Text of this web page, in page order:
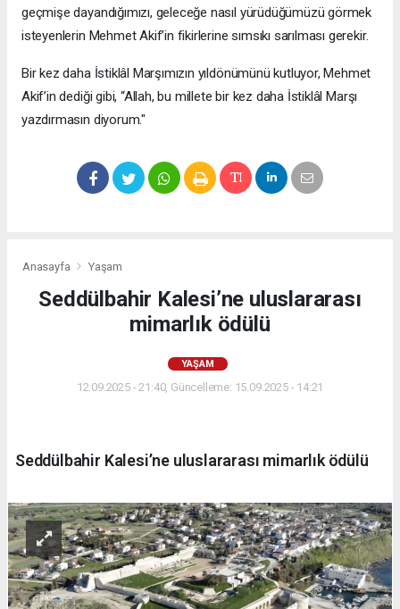
geçmişe dayandığımızı, geleceğe nasıl yürüdüğümüzü görmek
isteyenlerin Mehmet Akif’in fikirlerine sımsıkı sarılması gerekir.
Bir kez daha İstiklâl Marşımızın yıldönümünü kutluyor, Mehmet
Akif’in dediği gibi, “Allah, bu millete bir kez daha İstiklâl Marşı
yazdırmasın diyorum."
Anasayfa Yaşam
Seddülbahir Kalesi’ne uluslararası
mimarlık ödülü
YAŞAM
12.09.2025 - 21:40, Güncelleme: 15.09.2025 - 14:21
Seddülbahir Kalesi’ne uluslararası mimarlık ödülü